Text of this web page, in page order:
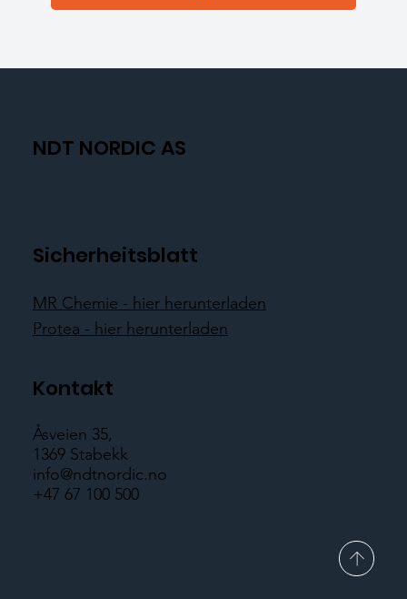
NDT NORDIC AS
Sicherheitsblatt
MR Chemie - hier herunterladen
Protea - hier herunterladen
Kontakt
Åsveien 35,
1369 Stabekk
info@ndtnordic.no
+47 67 100 500